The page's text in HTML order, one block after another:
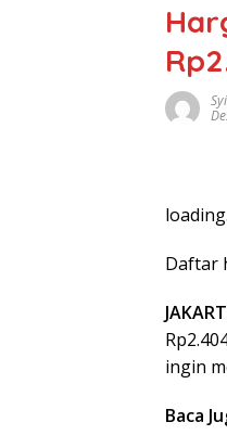
Daftar
ingin
Baca